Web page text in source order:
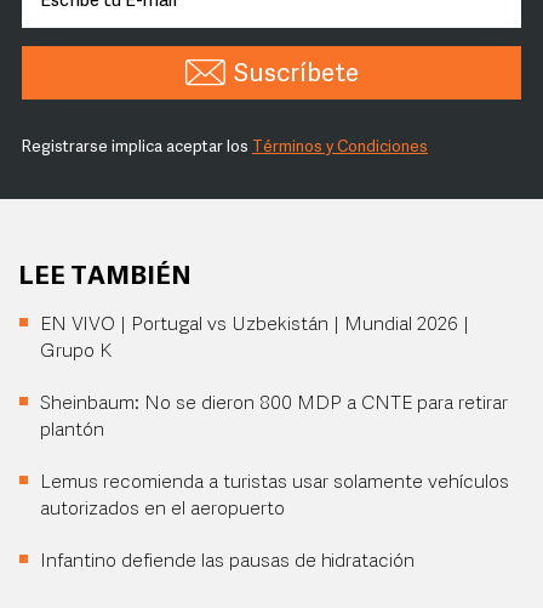
Suscríbete
Registrarse implica aceptar los Términos y Condiciones
LEE TAMBIÉN
EN VIVO | Portugal vs Uzbekistán | Mundial 2026 |
Grupo K
Sheinbaum: No se dieron 800 MDP a CNTE para retirar
plantón
Lemus recomienda a turistas usar solamente vehículos
autorizados en el aeropuerto
Infantino defiende las pausas de hidratación